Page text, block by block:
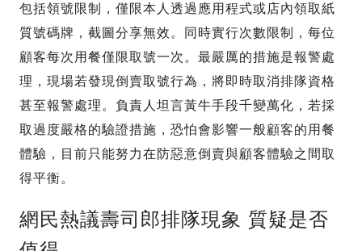
包括領號限制，僅限本人透過應用程式或店內領取紙
質號碼牌，截圖分享無效。同時實行次數限制，每位
顧客每次用餐僅限取號一次。最嚴厲的措施是報警處
理，現場若發現倒賣取號行為，將即時取消排隊資格
甚至報警處理。負責人坦言黃牛手段千變萬化，若採
取過度嚴格的驗證措施，恐怕會影響一般顧客的用餐
體驗，目前只能努力在防惡意倒賣與顧客體驗之間取
得平衡。
網民熱議壽司郎排隊現象 質疑是否